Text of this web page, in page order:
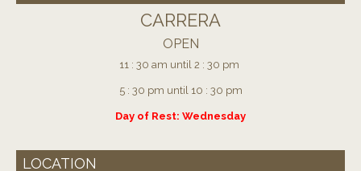
CARRERA
OPEN
11 : 30 am until 2 : 30 pm
5 : 30 pm until 10 : 30 pm
Day of Rest: Wednesday
LOCATION